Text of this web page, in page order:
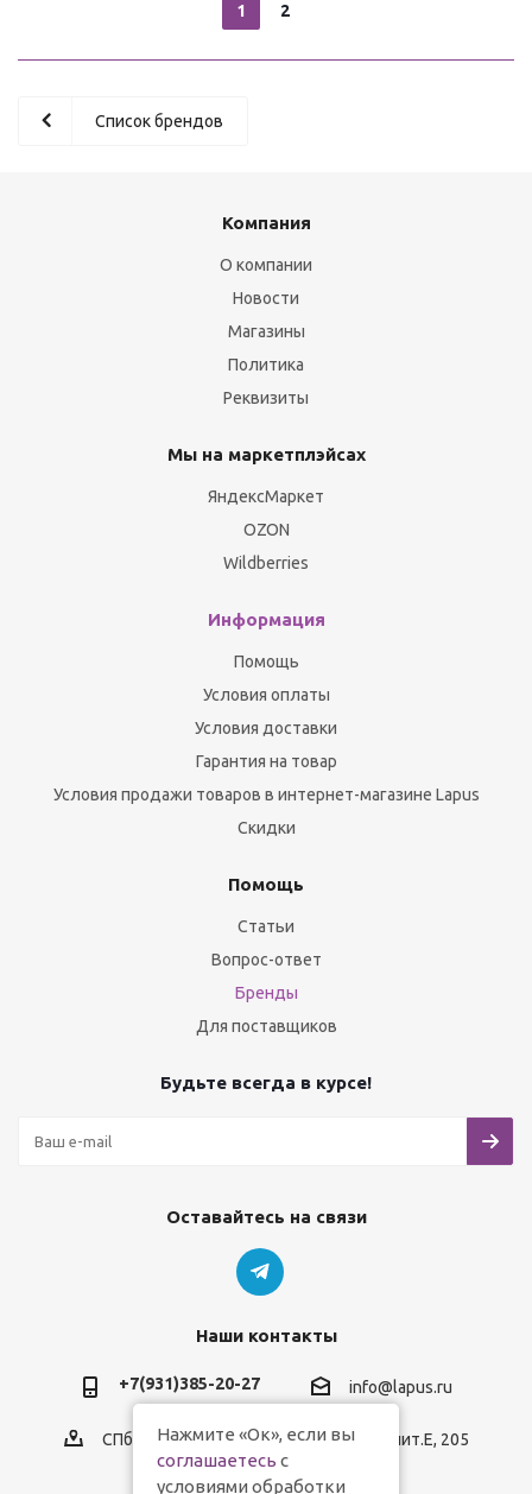
1 2
Список брендов
Компания
О компании
Новости
Магазины
Политика
Реквизиты
Мы на маркетплэйсах
ЯндексМаркет
OZON
Wildberries
Информация
Помощь
Условия оплаты
Условия доставки
Гарантия на товар
Условия продажи товаров в интернет-магазине Lapus
Скидки
Помощь
Статьи
Вопрос-ответ
Бренды
Для поставщиков
Будьте всегда в курсе!
Оставайтесь на связи
Наши контакты
+7(931)385-20-27 info@lapus.ru
СПб, пр.Обуховской Обороны, д.116, лит.Е, 205
Нажмите «Ок», если вы
соглашаетесь с
условиями обработки